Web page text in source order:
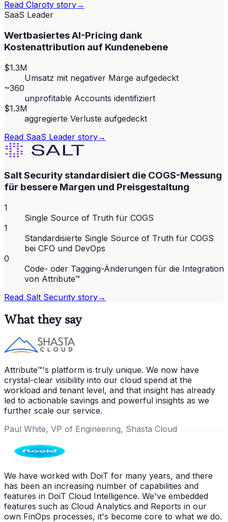
Read Claroty story→
SaaS Leader
Wertbasiertes AI-Pricing dank
Kostenattribution auf Kundenebene
$1.3M
Umsatz mit negativer Marge aufgedeckt
~360
unprofitable Accounts identifiziert
$1.3M
aggregierte Verluste aufgedeckt
Read SaaS Leader story→
Salt Security standardisiert die COGS-Messung
für bessere Margen und Preisgestaltung
1
Single Source of Truth für COGS
1
Standardisierte Single Source of Truth für COGS
bei CFO und DevOps
0
Code- oder Tagging-Änderungen für die Integration
von Attribute™
Read Salt Security story→
What they say
Attribute™'s platform is truly unique. We now have
crystal-clear visibility into our cloud spend at the
workload and tenant level, and that insight has already
led to actionable savings and powerful insights as we
further scale our service.
Paul White, VP of Engineering, Shasta Cloud
We have worked with DoiT for many years, and there
has been an increasing number of capabilities and
features in DoiT Cloud Intelligence. We've embedded
features such as Cloud Analytics and Reports in our
own FinOps processes, it's become core to what we do.